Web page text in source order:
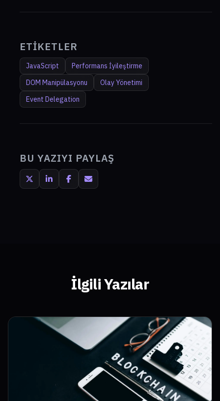
ETIKETLER
JavaScript
Performans İyileştirme
DOM Manipülasyonu
Olay Yönetimi
Event Delegation
BU YAZIYI PAYLAŞ
İlgili Yazılar